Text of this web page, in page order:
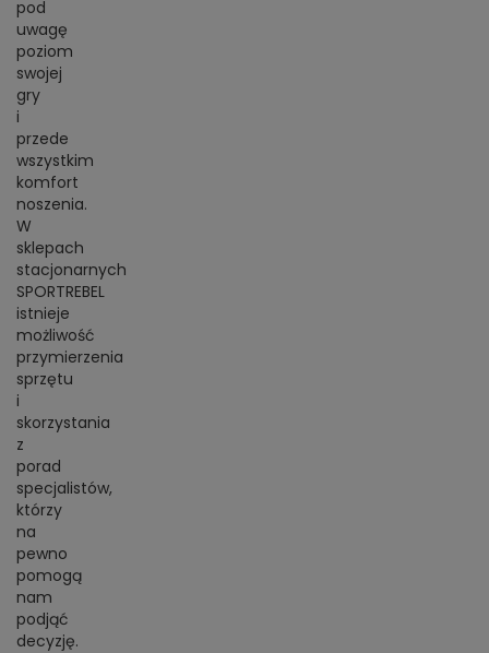
pod
uwagę
poziom
swojej
gry
i
przede
wszystkim
komfort
noszenia.
W
sklepach
stacjonarnych
SPORTREBEL
istnieje
możliwość
przymierzenia
sprzętu
i
skorzystania
z
porad
specjalistów,
którzy
na
pewno
pomogą
nam
podjąć
decyzję.